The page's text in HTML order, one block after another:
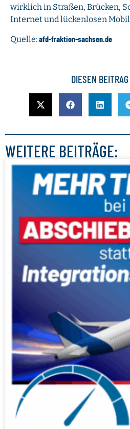
wirklich in Straßen, Brücken,
Internet und lückenlosen
Quelle:afd-fraktion-sachsen.de
DIESEN
WEITERE BEITRÄGE: